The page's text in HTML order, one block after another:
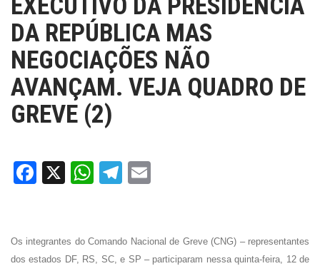
EXECUTIVO DA PRESIDÊNCIA
DA REPÚBLICA MAS
NEGOCIAÇÕES NÃO
AVANÇAM. VEJA QUADRO DE
GREVE (2)
Facebook
X WhatsApp
Telegram
Os integrantes do Comando Nacional de Greve (CNG) – representantes
dos estados DF, RS, SC, e SP – participaram nessa quinta-feira, 12 de